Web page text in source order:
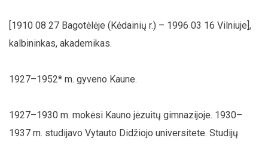
[1910 08 27 Bagotėlėje (Kėdainių r.) – 1996 03 16 Vilniuje],
kalbininkas, akademikas.
1927–1952* m. gyveno Kaune.
1927–1930 m. mokėsi Kauno jėzuitų gimnazijoje. 1930–
1937 m. studijavo Vytauto Didžiojo universitete. Studijų